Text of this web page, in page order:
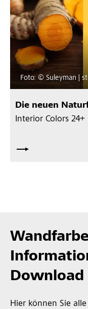
Die neuen
Interior Colors 24+
Foto: © Suleyman |
Download
Hier können Sie